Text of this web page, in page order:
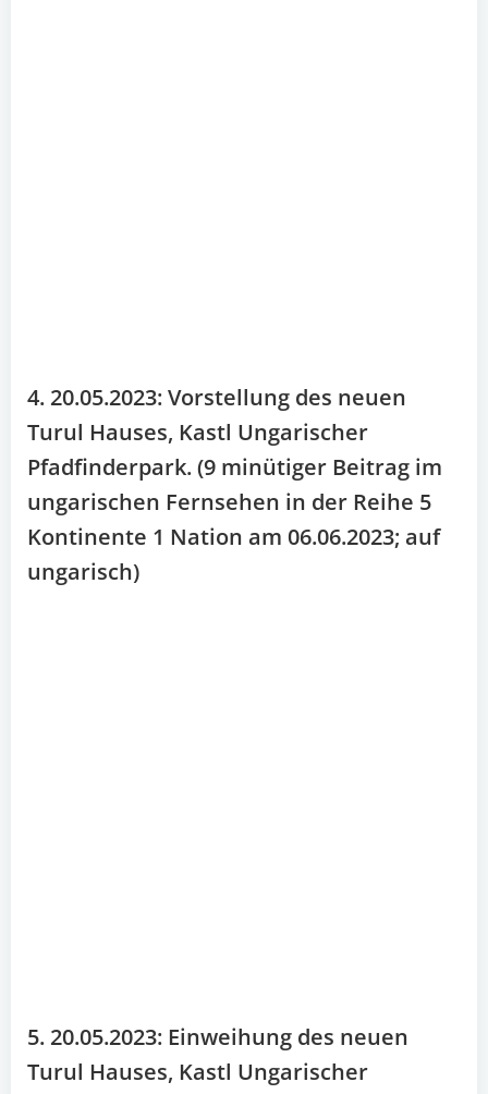
4. 20.05.2023: Vorstellung des neuen
Turul Hauses, Kastl Ungarischer
Pfadfinderpark. (9 minütiger Beitrag im
ungarischen Fernsehen in der Reihe 5
Kontinente 1 Nation am 06.06.2023; auf
ungarisch)
5. 20.05.2023: Einweihung des neuen
Turul Hauses, Kastl Ungarischer